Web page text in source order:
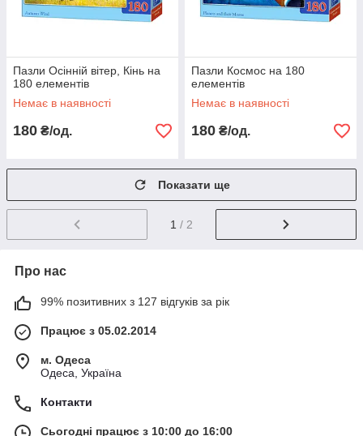
Пазли Осінній вітер, Кінь на
180 елементів
Немає в наявності
180 ₴/од.
Пазли Космос на 180
елементів
Немає в наявності
180 ₴/од.
Показати ще
1 / 2
Про нас
99% позитивних з 127 відгуків за рік
Працює з 05.02.2014
м. Одеса
Одеса, Україна
Контакти
Сьогодні працює з 10:00 до 16:00